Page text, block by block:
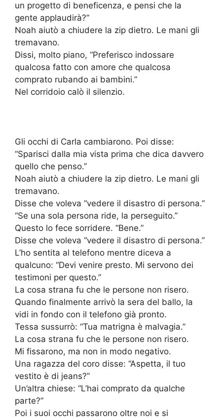
un progetto di beneficenza, e pensi che la
gente applaudirà?”
Noah aiutò a chiudere la zip dietro. Le mani gli
tremavano.
Dissi, molto piano, “Preferisco indossare
qualcosa fatto con amore che qualcosa
comprato rubando ai bambini.”
Nel corridoio calò il silenzio.
Gli occhi di Carla cambiarono. Poi disse:
“Sparisci dalla mia vista prima che dica davvero
quello che penso.”
Noah aiutò a chiudere la zip dietro. Le mani gli
tremavano.
Disse che voleva “vedere il disastro di persona.”
“Se una sola persona ride, la perseguito.”
Questo lo fece sorridere. “Bene.”
Disse che voleva “vedere il disastro di persona.”
L’ho sentita al telefono mentre diceva a
qualcuno: “Devi venire presto. Mi servono dei
testimoni per questo.”
La cosa strana fu che le persone non risero.
Quando finalmente arrivò la sera del ballo, la
vidi in fondo con il telefono già pronto.
Tessa sussurrò: “Tua matrigna è malvagia.”
La cosa strana fu che le persone non risero.
Mi fissarono, ma non in modo negativo.
Una ragazza del coro disse: “Aspetta, il tuo
vestito è di jeans?”
Un’altra chiese: “L’hai comprato da qualche
parte?”
Poi i suoi occhi passarono oltre noi e si